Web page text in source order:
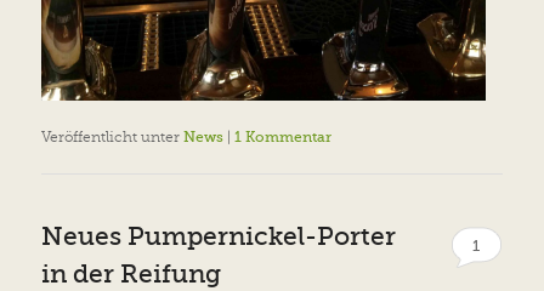
Veröffentlicht unter News |1 Kommentar
Neues Pumpernickel-Porter
in der Reifung
1